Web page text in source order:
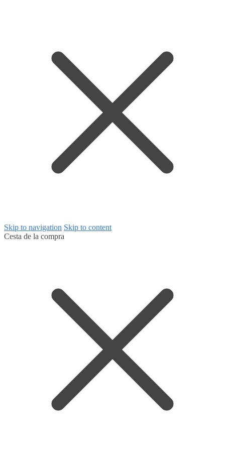
Skip to navigation Skip to content
Cesta de la compra